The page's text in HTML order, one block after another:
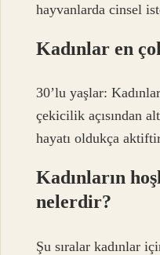
hayvanlarda cinsel
Kadınlar en
30’lu yaşlar:
çekicilik açısından
hayatı oldukça
Kadınların
nelerdir?
Şu sıralar kadınlar